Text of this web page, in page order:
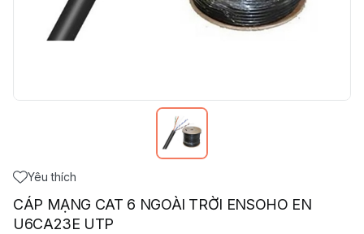
Yêu thích
CÁP MẠNG CAT 6 NGOÀI TRỜI ENSOHO EN
U6CA23E UTP